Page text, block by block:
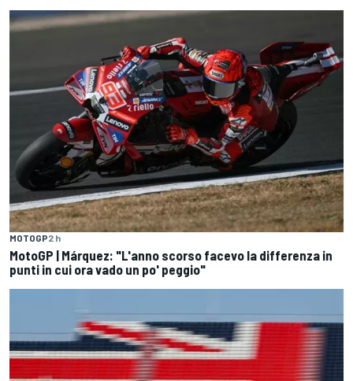
MOTOGP2 h
MotoGP | Márquez: "L'anno scorso facevo la differenza in
punti in cui ora vado un po' peggio"